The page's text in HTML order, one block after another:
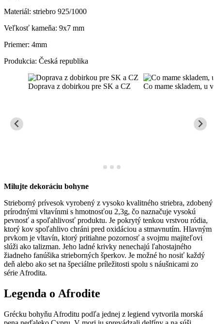
Materiál: striebro 925/1000
Veľkosť kameňa: 9x7 mm
Priemer: 4mm
Produkcia: Česká republika
Doprava z dobirkou pre SK a CZ Co mame skladem, u
Milujte dekoráciu bohyne
Strieborný prívesok vyrobený z vysoko kvalitného striebra, zdobený
prírodnými vltavínmi s hmotnosťou 2,3g, čo naznačuje vysokú
pevnosť a spoľahlivosť produktu. Je pokrytý tenkou vrstvou ródia,
ktorý kov spoľahlivo chráni pred oxidáciou a stmavnutím. Hlavným
prvkom je vltavín, ktorý pritiahne pozornosť a svojmu majiteľovi
slúži ako talizman. Jeho ladné krivky nenechajú ľahostajného
žiadneho fanúšika strieborných šperkov. Je možné ho nosiť každý
deň alebo ako set na špeciálne príležitosti spolu s náušnicami zo
série Afrodita.
Legenda o Afrodite
Grécku bohyňu Afroditu podľa jednej z legiend vytvorila morská